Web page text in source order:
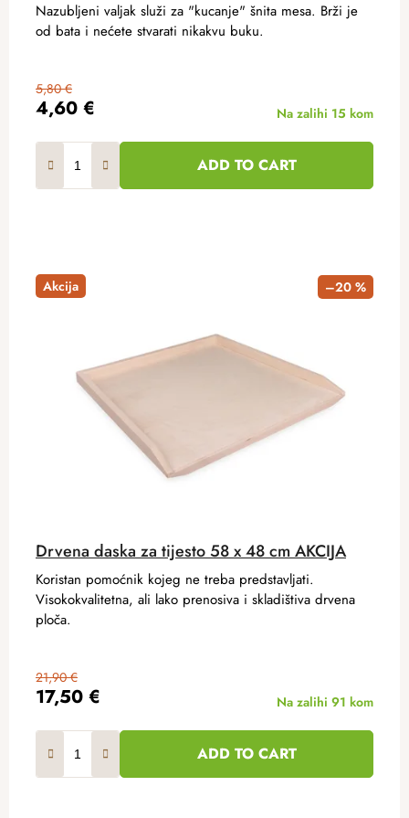
4,60 €
5,80 €
Na zalihi 15 kom
ADD TO CART
Nazubljeni valjak služi za "kucanje" šnita mesa. Brži je
od bata i nećete stvarati nikakvu buku.
Akcija –20 %
Drvena daska za tijesto 58 x 48 cm AKCIJA
17,50 €
21,90 €
Na zalihi 91 kom
ADD TO CART
Koristan pomoćnik kojeg ne treba predstavljati.
Visokokvalitetna, ali lako prenosiva i skladištiva drvena
ploča.